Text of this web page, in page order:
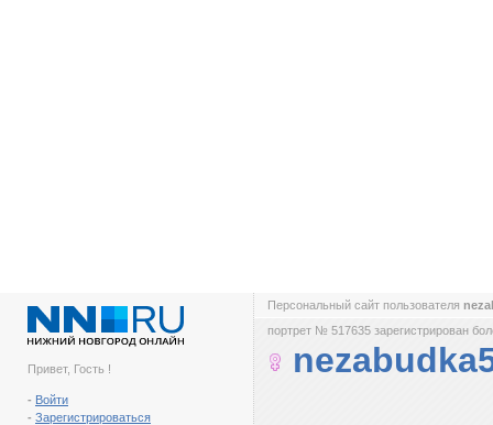
Привет, Гость !
- Войти
- Зарегистрироваться
Персональный сайт пользователя
портрет № 517635 зарегистрирован